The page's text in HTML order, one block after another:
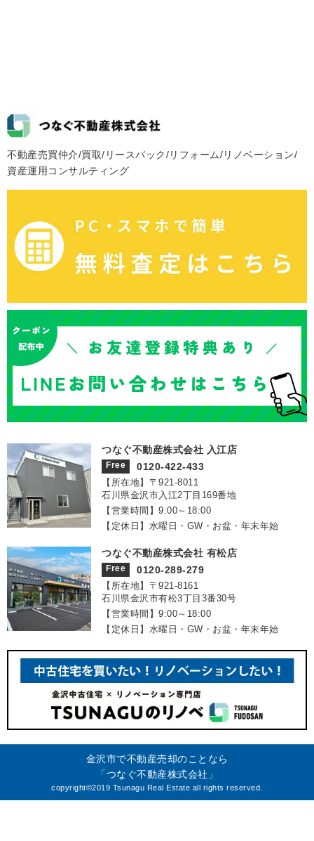
不動産売買仲介/買取/リースバック/リフォーム/リノベーション/
資産運用コンサルティング
つなぐ不動産株式会社 入江店
Free 0120-422-433
【所在地】〒921‐8011
石川県金沢市入江2丁目169番地
【営業時間】9:00～18:00
【定休日】水曜日・GW・お盆・年末年始
つなぐ不動産株式会社 有松店
Free 0120-289-279
【所在地】〒921‐8161
石川県金沢市有松3丁目3番30号
【営業時間】9:00～18:00
【定休日】水曜日・GW・お盆・年末年始
金沢市で不動産売却のことなら
「つなぐ不動産株式会社」
copyright©2019 Tsunagu Real Estate all rights reserved.